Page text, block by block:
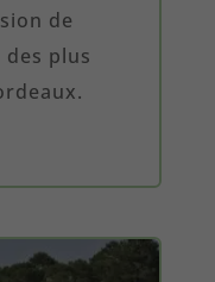
de
plus